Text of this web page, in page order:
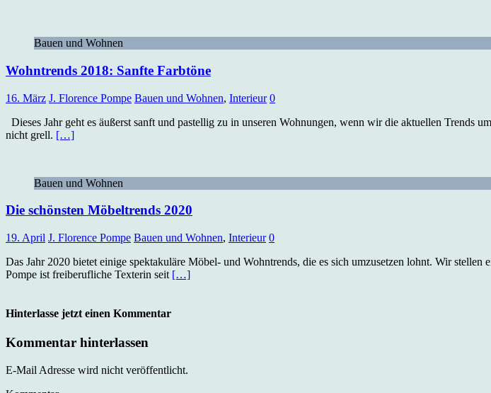
Bauen und Wohnen
Wohntrends 2018: Sanfte Farbtöne
16. März J. Florence Pompe Bauen und Wohnen, Interieur 0
Dieses Jahr geht es äußerst sanft und pastellig zu in unseren Wohnungen, wenn wir die aktuellen Trends
nicht grell. […]
Bauen und Wohnen
Die schönsten Möbeltrends 2020
19. April J. Florence Pompe Bauen und Wohnen, Interieur 0
Das Jahr 2020 bietet einige spektakuläre Möbel- und Wohntrends, die es sich umzusetzen lohnt. Wir
Pompe ist freiberufliche Texterin seit […]
Hinterlasse jetzt einen Kommentar
Kommentar hinterlassen
E-Mail Adresse wird nicht veröffentlicht.